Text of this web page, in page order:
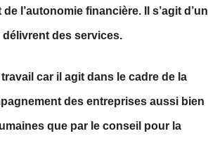
l’autonomie financière. Il s’agit d’un
délivrent des services.
car il agit dans le cadre de la
des entreprises aussi bien
que par le conseil pour la